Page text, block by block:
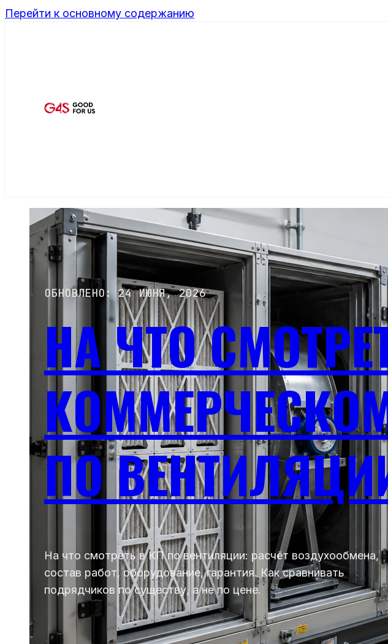
Перейти к основному содержанию
ОБНОВЛЕНО: 24 ИЮНЯ, 2026
НА ЧТО
ПО
На что смотреть в КП по вентиляции: расчёт воздухообмена,
состав работ, оборудование, гарантия. Как сравнивать
подрядчиков по существу, а не по цене.